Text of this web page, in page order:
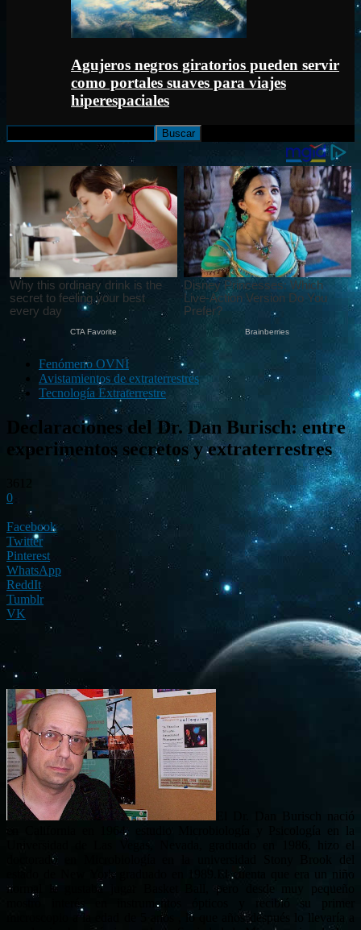
Agujeros negros giratorios pueden servir
como portales suaves para viajes
hiperespaciales
Fenómeno OVNI
Avistamientos de extraterrestres
Tecnología Extraterrestre
Declaraciones del Dr. Dan Burisch: entre
experimentos secretos y extraterrestres
0
Facebook
Twitter
Pinterest
WhatsApp
ReddIt
Tumblr
VK
en California en 1964, estudio Microbiología y Psicología en la
doctorado en Microbiología en la universidad Stony Brook del
estado de New York graduado en 1989.El cuenta que era un niño
normal le gustaba jugar Basket Ball, pero desde muy pequeño
mostro interés en instrumentos ópticos y recibió su primer
microscopio a la edad de 5 anos , lo que años después lo llevaría a